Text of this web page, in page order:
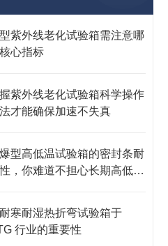
紫外线老化试验箱需注意哪
心指标
紫外线老化试验箱科学操作
才能确保加速不失真
型高低温试验箱的密封条耐
，你难道不担心长期高低温
寒耐湿热折弯试验箱于
行业的重要性